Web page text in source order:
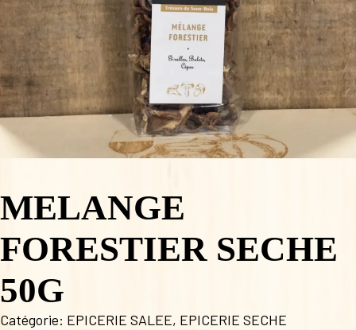
MELANGE
FORESTIER SECHE
50G
Catégorie: EPICERIE SALEE, EPICERIE SECHE